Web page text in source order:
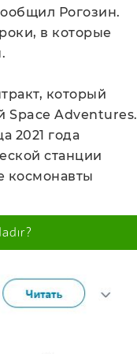
Рогозин.
в которые
который
Space Adventures.
2021 года
станции
космонавты